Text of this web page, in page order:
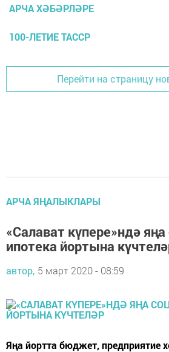
АРЧА ХӘБӘРЛӘРЕ
100-ЛЕТИЕ ТАССР
Перейти на страницу
АРЧА ЯҢАЛЫКЛАРЫ
«Салават күпере»ндә
ипотека йортына
автор, 5 март 2020 - 08:59
Яңа йортта бюджет, предприятие